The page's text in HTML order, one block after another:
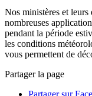
Nos ministères et leurs
nombreuses
pendant la période
les conditions
vous permettent de
Partager la page
Partager sur